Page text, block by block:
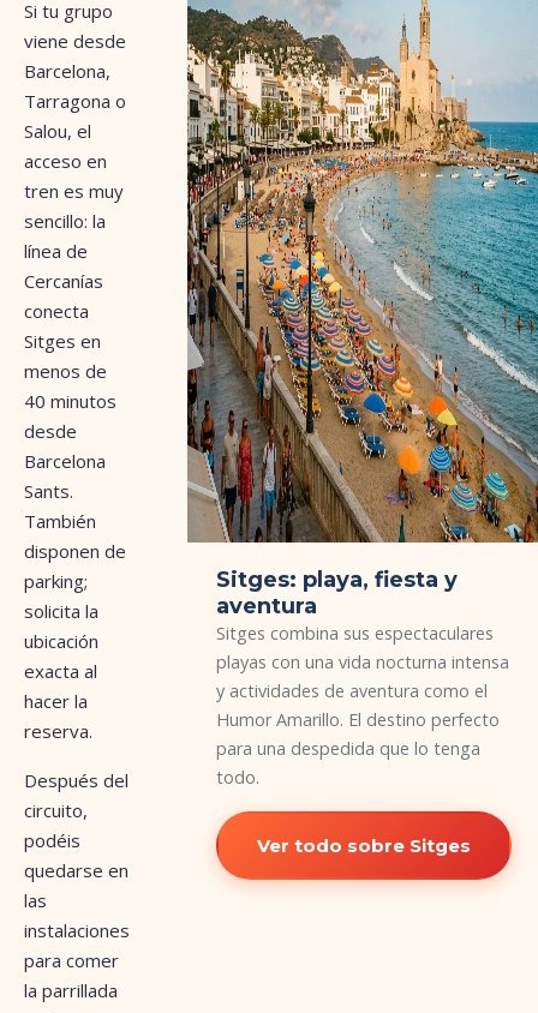
Si tu grupo
viene desde
Barcelona,
Tarragona o
Salou, el
acceso en
tren es muy
sencillo: la
línea de
Cercanías
conecta
Sitges en
menos de
40 minutos
desde
Barcelona
Sants.
También
disponen de
parking;
solicita la
ubicación
exacta al
hacer la
reserva.
Después del
circuito,
podéis
quedarse en
las
instalaciones
para comer
la parrillada
Sitges: playa, fiesta y
aventura
Sitges combina sus espectaculares
playas con una vida nocturna intensa
y actividades de aventura como el
Humor Amarillo. El destino perfecto
para una despedida que lo tenga
todo.
Ver todo sobre Sitges